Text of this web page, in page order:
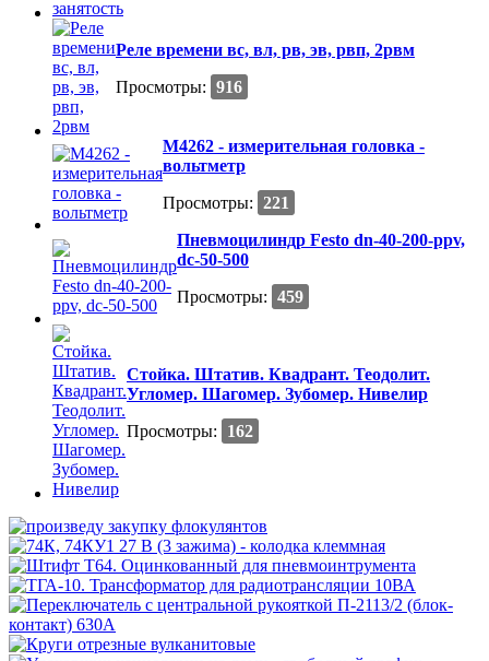
Реле времени вс, вл, рв, эв, рвп, 2рвм
Просмотры: 916
М4262 - измерительная головка -
вольтметр
Просмотры: 221
Пневмоцилиндр Festo dn-40-200-ppv,
dc-50-500
Просмотры: 459
Стойка. Штатив. Квадрант. Теодолит.
Угломер. Шагомер. Зубомер. Нивелир
Просмотры:
162